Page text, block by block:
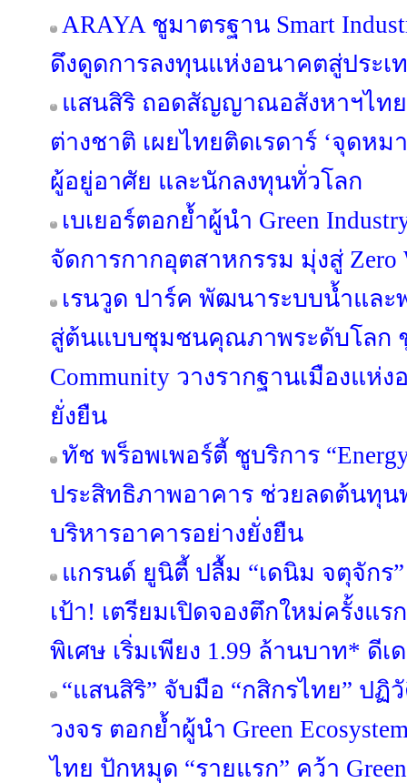
ARAYA ชูมาตรฐาน Smart
ดึงดูดการลงทุนแห่งอนาคตสู่ประเ
แสนสิริ ถอดสัญญาณอสังหาฯไท
ต่างชาติ เผยไทยติดเรดาร์ ‘จุดห
ผู้อยู่อาศัย และนักลงทุนทั่วโลก
เบเยอร์ตอกย้ำผู้นำ Green
จัดการกากอุตสาหกรรม มุ่งสู่ Zero
เรนวูด ปาร์ค พัฒนาระบบน้ำและ
สู่ต้นแบบชุมชนคุณภาพระดับโลก ชู
Community วางรากฐานเมืองแห่
ยั่งยืน
ทัช พร็อพเพอร์ตี้ ชูบริการ
ประสิทธิภาพอาคาร ช่วยลดต้นทุน
บริหารอาคารอย่างยั่งยืน
แกรนด์ ยูนิตี้ ปลื้ม “เดนิม จตุจักร
เป้า! เตรียมเปิดจองตึกใหม่ครั้งแ
พิเศษ เริ่มเพียง 1.99 ล้านบาท* ดีเ
“แสนสิริ” จับมือ “กสิกรไทย” ปฏิ
วงจร ตอกย้ำผู้นำ Green
ไทย ปักหมุด “รายแรก” คว้า